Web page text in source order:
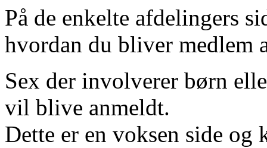
På de enkelte afdelingers
hvordan du bliver medlem
Sex der involverer børn
vil blive anmeldt.
Dette er en voksen side og